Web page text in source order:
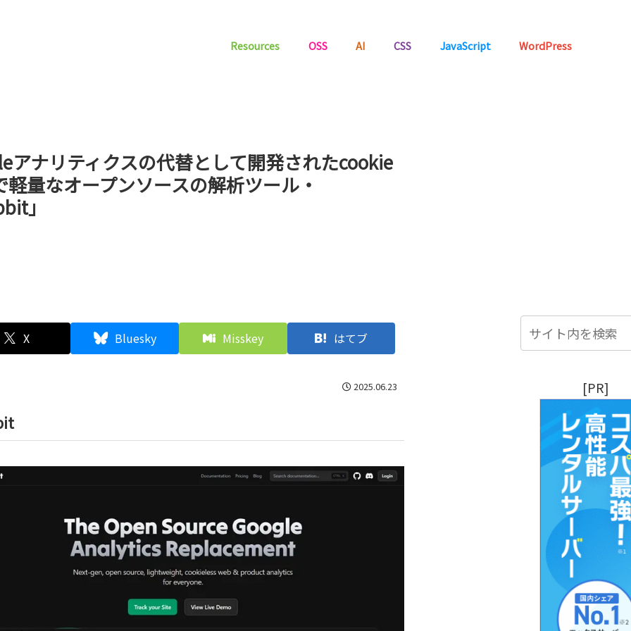
Resources OSS AI CSS JavaScript WordPress
[PR]
アナリティクスの代替として開発されたcookie
軽量なオープンソースの解析ツール・
」
X Bluesky Misskey はてブ
2025.06.23